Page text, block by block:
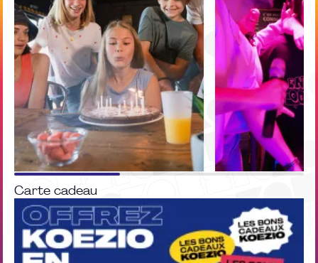
PACK
Anniversaire EVG / EVJF
Carte cadeau